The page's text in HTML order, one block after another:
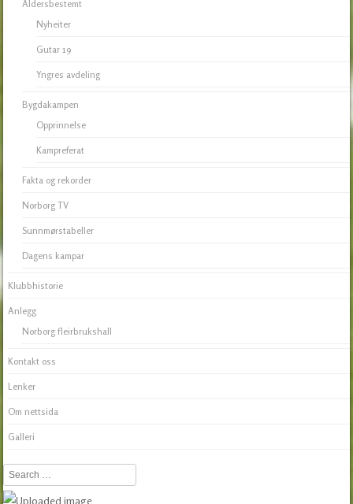
Aldersbestemt
Nyheiter
Gutar 19
Yngres avdeling
Bygdakampen
Opprinnelse
Kampreferat
Fakta og rekorder
Norborg TV
Sunnmørstabeller
Dagens kampar
Klubbhistorie
Anlegg
Norborg fleirbrukshall
Kontakt oss
Lenker
Om nettsida
Galleri
Search